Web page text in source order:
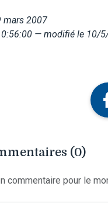
mars 2007
— modifié le 10/
(0)
commentaire pour le